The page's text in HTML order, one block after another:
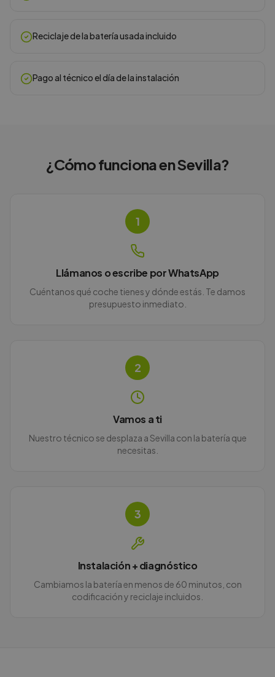
Reciclaje de la batería usada incluido
Pago al técnico el día de la instalación
¿Cómo funciona enSevilla?
1
Llámanos o escribe por WhatsApp
Cuéntanos qué coche tienes y dónde estás. Te damos
presupuesto inmediato.
2
Vamos a ti
Nuestro técnico se desplaza a Sevilla con la batería que
necesitas.
3
Instalación + diagnóstico
Cambiamos la batería en menos de 60 minutos, con
codificación y reciclaje incluidos.